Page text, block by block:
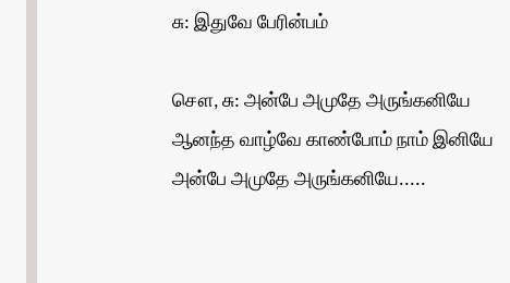
சு: இதுவே பேரின்பம்
சௌ, சு: அன்பே அமுதே அருங்கனியே
ஆனந்த வாழ்வே காண்போம் நாம் இனியே
அன்பே அமுதே அருங்கனியே.....